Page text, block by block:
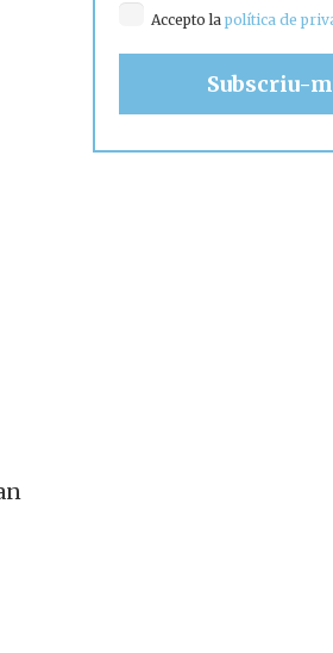
Accepto lapolítica de